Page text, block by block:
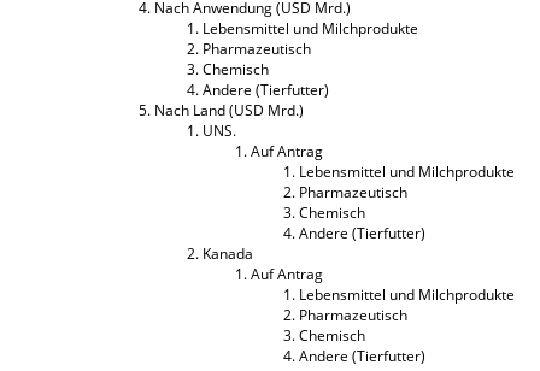
Nach Anwendung (USD Mrd.)
Lebensmittel und Milchprodukte
Pharmazeutisch
Chemisch
Andere (Tierfutter)
Nach Land (USD Mrd.)
UNS.
Auf Antrag
Lebensmittel und Milchprodukte
Pharmazeutisch
Chemisch
Andere (Tierfutter)
Kanada
Auf Antrag
Lebensmittel und Milchprodukte
Pharmazeutisch
Chemisch
Andere (Tierfutter)